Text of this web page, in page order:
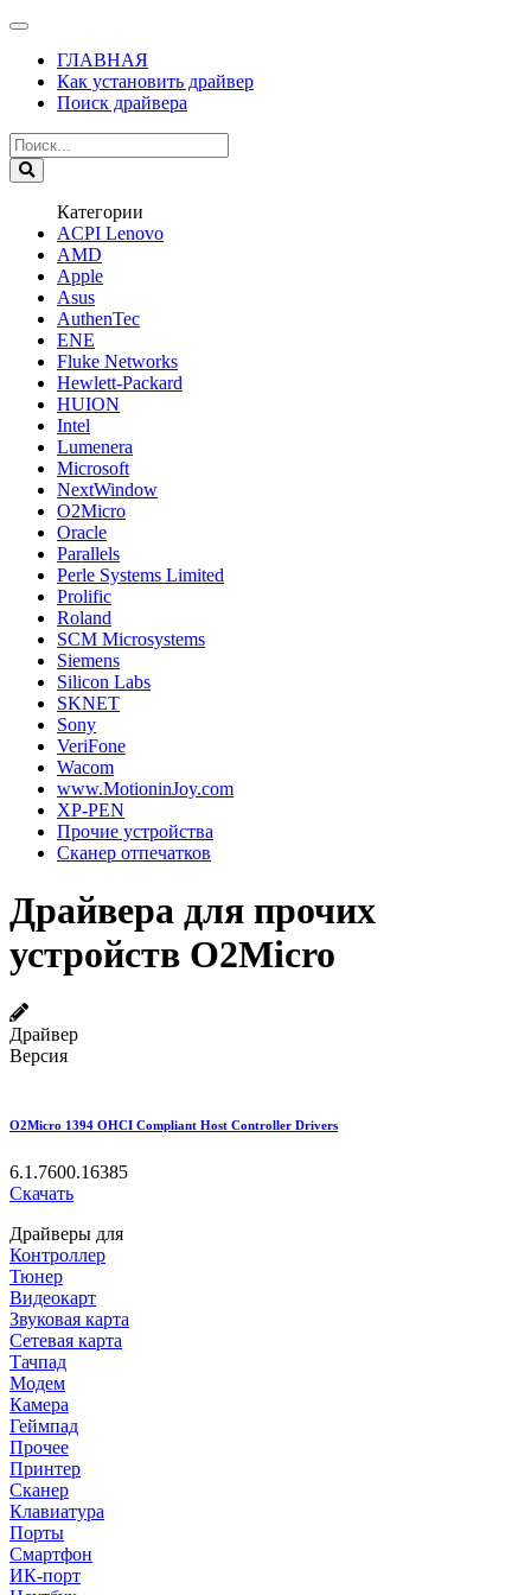
ГЛАВНАЯ
Как установить драйвер
Поиск драйвера
Категории
ACPI Lenovo
AMD
Apple
Asus
AuthenTec
ENE
Fluke Networks
Hewlett-Packard
HUION
Intel
Lumenera
Microsoft
NextWindow
O2Micro
Oracle
Parallels
Perle Systems Limited
Prolific
Roland
SCM Microsystems
Siemens
Silicon Labs
SKNET
Sony
VeriFone
Wacom
www.MotioninJoy.com
XP-PEN
Прочие устройства
Сканер отпечатков
Драйвера для прочих
устройств O2Micro
Драйвер
Версия
O2Micro 1394 OHCI Compliant Host Controller Drivers
6.1.7600.16385
Скачать
Драйверы для
Контроллер
Тюнер
Видеокарт
Звуковая карта
Сетевая карта
Тачпад
Модем
Камера
Геймпад
Прочее
Принтер
Сканер
Клавиатура
Порты
Смартфон
ИК-порт